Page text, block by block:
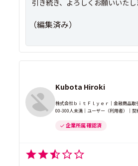
（編集済み）
Kubota Hiroki
株式会社ｂｉｔＦｌｙｅｒ｜金融商品
00-300人未満｜ユーザー（利用者）｜契
企業所属 確認済